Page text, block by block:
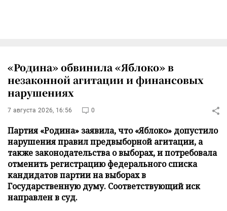
«Родина» обвинила «Яблоко» в
незаконной агитации и финансовых
нарушениях
7 августа 2026, 16:56 0
Партия «Родина» заявила, что «Яблоко» допустило
нарушения правил предвыборной агитации, а
также законодательства о выборах, и потребовала
отменить регистрацию федерального списка
кандидатов партии на выборах в
Государственную думу. Соответствующий иск
направлен в суд.